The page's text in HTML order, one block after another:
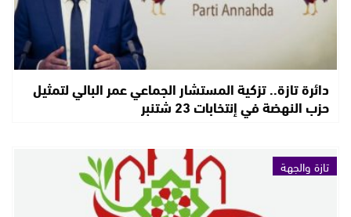
دائرة تازة.. تزكية المستشار الجماعي عمر البالي لتمثيل
حزب النهضة في إنتخابات 23 شتنبر
تازة والجهة